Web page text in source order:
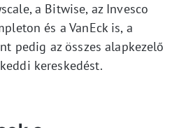
a Bitwise, az Invesco
és a VanEck is, a
pedig az összes alapkezelő
kereskedést.